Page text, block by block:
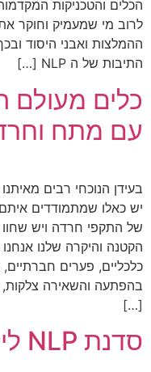
הכלים והטכניקות
ההמלצות ואבני היסוד
התיבות של ה NLP […]
עם מתח
בעידן הנוכחי רבים
יש כאלו שמתמודדים
של התקפי חרדה ויש
הקטנה והיקרה שלנו
כלכליים, פערים
בהפתעה והשאירה צלקות,
[…]
סדנת NLP לילדים